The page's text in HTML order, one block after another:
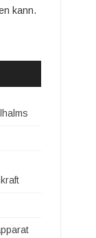
kann.